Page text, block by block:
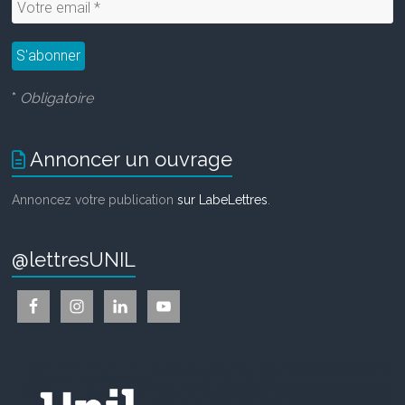
* Obligatoire
Annoncer un ouvrage
Annoncez votre publicationsur LabeLettres.
@lettresUNIL